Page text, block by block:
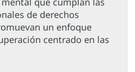
de derechos
un enfoque
centrado en las